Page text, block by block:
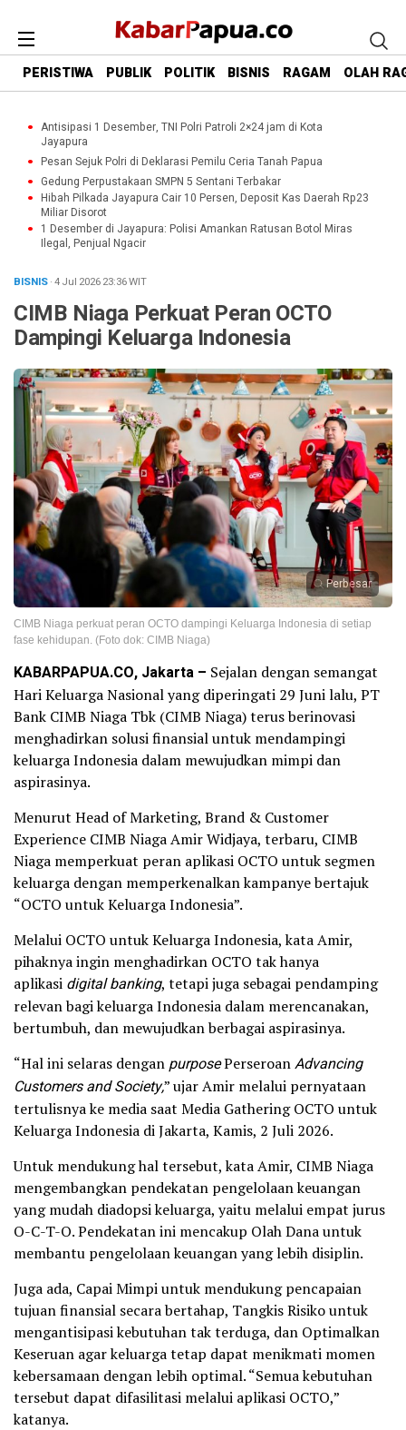
PERISTIWA PUBLIK POLITIK BISNIS RAGAM OLAH
Antisipasi 1 Desember, TNI Polri Patroli 2×24 jam di Kota
Jayapura
Pesan Sejuk Polri di Deklarasi Pemilu Ceria Tanah Papua
Gedung Perpustakaan SMPN 5 Sentani Terbakar
Hibah Pilkada Jayapura Cair 10 Persen, Deposit Kas Daerah Rp23
Miliar Disorot
1 Desember di Jayapura: Polisi Amankan Ratusan Botol Miras
Ilegal, Penjual Ngacir
BISNIS· 4 Jul 202623:36WIT
CIMB Niaga Perkuat Peran OCTO
Dampingi Keluarga Indonesia
Perbesar
CIMB Niaga perkuat peran OCTO dampingi Keluarga Indonesia di setiap
fase kehidupan. (Foto dok: CIMB Niaga)
KABARPAPUA.CO, Jakarta – Sejalan dengan semangat
Hari Keluarga Nasional yang diperingati 29 Juni lalu, PT
Bank CIMB Niaga Tbk (CIMB Niaga) terus berinovasi
menghadirkan solusi finansial untuk mendampingi
keluarga Indonesia dalam mewujudkan mimpi dan
aspirasinya.
Menurut Head of Marketing, Brand & Customer
Experience CIMB Niaga Amir Widjaya, terbaru, CIMB
Niaga memperkuat peran aplikasi OCTO untuk segmen
keluarga dengan memperkenalkan kampanye bertajuk
“OCTO untuk Keluarga Indonesia”.
Melalui OCTO untuk Keluarga Indonesia, kata Amir,
pihaknya ingin menghadirkan OCTO tak hanya
aplikasi digital banking, tetapi juga sebagai pendamping
relevan bagi keluarga Indonesia dalam merencanakan,
bertumbuh, dan mewujudkan berbagai aspirasinya.
“Hal ini selaras dengan purposePerseroanAdvancing
Customers and Society,” ujar Amir melalui pernyataan
tertulisnya ke media saat Media Gathering OCTO untuk
Keluarga Indonesia di Jakarta, Kamis, 2 Juli 2026.
Untuk mendukung hal tersebut, kata Amir, CIMB Niaga
mengembangkan pendekatan pengelolaan keuangan
yang mudah diadopsi keluarga, yaitu melalui empat jurus
O-C-T-O. Pendekatan ini mencakup Olah Dana untuk
membantu pengelolaan keuangan yang lebih disiplin.
Juga ada, Capai Mimpi untuk mendukung pencapaian
tujuan finansial secara bertahap, Tangkis Risiko untuk
mengantisipasi kebutuhan tak terduga, dan Optimalkan
Keseruan agar keluarga tetap dapat menikmati momen
kebersamaan dengan lebih optimal. “Semua kebutuhan
tersebut dapat difasilitasi melalui aplikasi OCTO,”
katanya.